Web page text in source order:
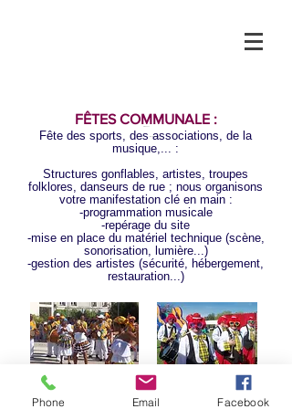
FÊTES COMMUNALE :
Fête des sports, des associations, de la
musique,... :
Structures gonflables, artistes, troupes
folklores, danseurs de rue ; nous organisons
votre manifestation clé en main :
-programmation musicale
-repérage du site
-mise en place du matériel technique (scène,
sonorisation, lumière...)
-gestion des artistes (sécurité, hébergement,
restauration...)
Phone Email Facebook